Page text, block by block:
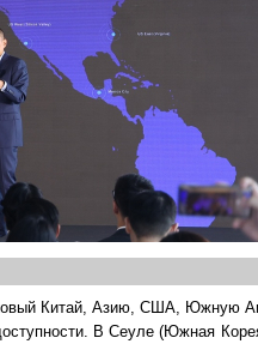
Китай, Азию, США, Южную
В Сеуле (Южная